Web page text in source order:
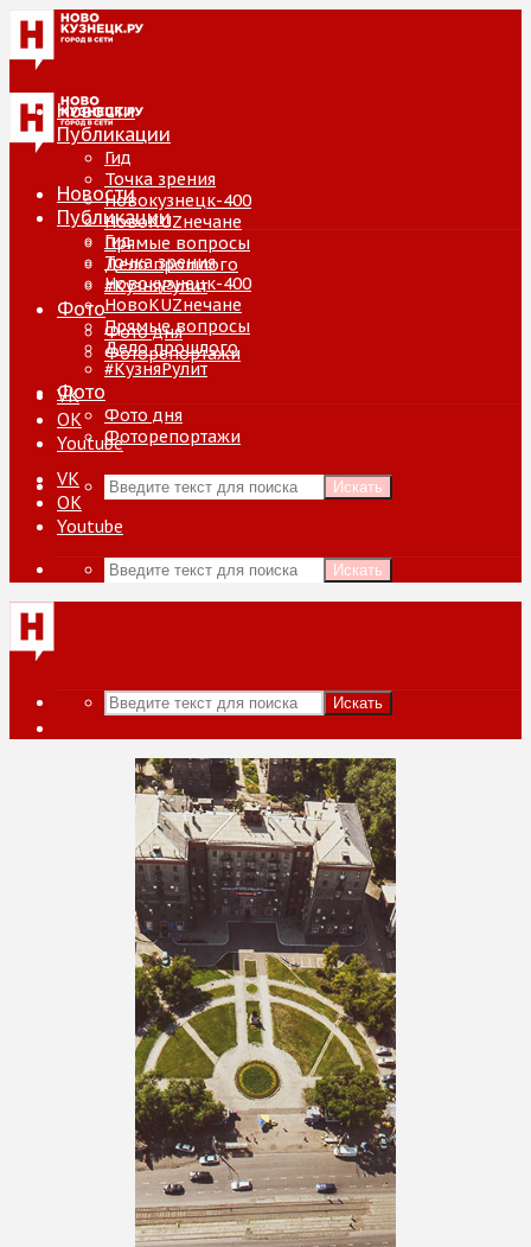
Новости
Публикации
Гид
Точка зрения
Новокузнецк-400
НовоKUZнечане
Прямые вопросы
Дело прошлого
#КузняРулит
Фото
Фото дня
Фоторепортажи
VK
ОК
Youtube
Искать
Новости
Публикации
Гид
Точка зрения
Новокузнецк-400
НовоKUZнечане
Прямые вопросы
Дело прошлого
#КузняРулит
Фото
Фото дня
Фоторепортажи
VK
ОК
Youtube
Искать
Искать